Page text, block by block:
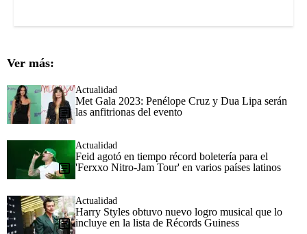
Ver más:
Actualidad
Met Gala 2023: Penélope Cruz y Dua Lipa serán
las anfitrionas del evento
Actualidad
Feid agotó en tiempo récord boletería para el
'Ferxxo Nitro-Jam Tour' en varios países latinos
Actualidad
Harry Styles obtuvo nuevo logro musical que lo
incluye en la lista de Récords Guiness